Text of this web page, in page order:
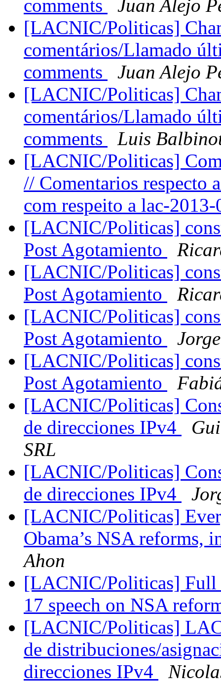
comments
Juan Alejo
[LACNIC/Politicas]
comentários/Llamado
comments
Juan Alejo
[LACNIC/Politicas]
comentários/Llamado
comments
Luis
[LACNIC/Politicas]
// Comentarios respecto
com respeito a lac-
[LACNIC/Politicas]
Post Agotamiento
[LACNIC/Politicas]
Post Agotamiento
[LACNIC/Politicas]
Post Agotamiento
[LACNIC/Politicas]
Post Agotamiento
[LACNIC/Politicas]
de direcciones IPv4
SRL
[LACNIC/Politicas]
de direcciones IPv4
[LACNIC/Politicas]
Obama’s NSA reforms,
Ahon
[LACNIC/Politicas] Full
17 speech on NSA
[LACNIC/Politicas]
de distribuciones/
direcciones IPv4